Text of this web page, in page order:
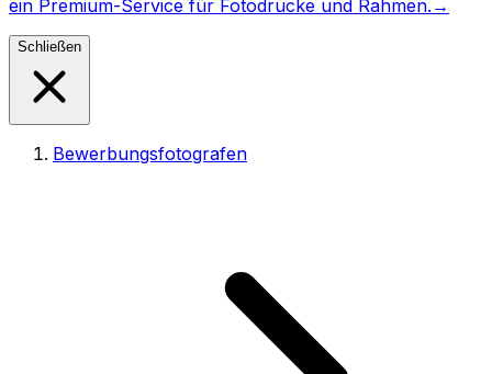
ein Premium-Service für Fotodrucke und Rahmen. →
Schließen
Bewerbungsfotografen